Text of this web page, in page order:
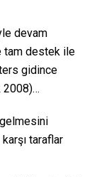
devam
tam destek ile
gidince
2008)…
gelmesini
taraflar